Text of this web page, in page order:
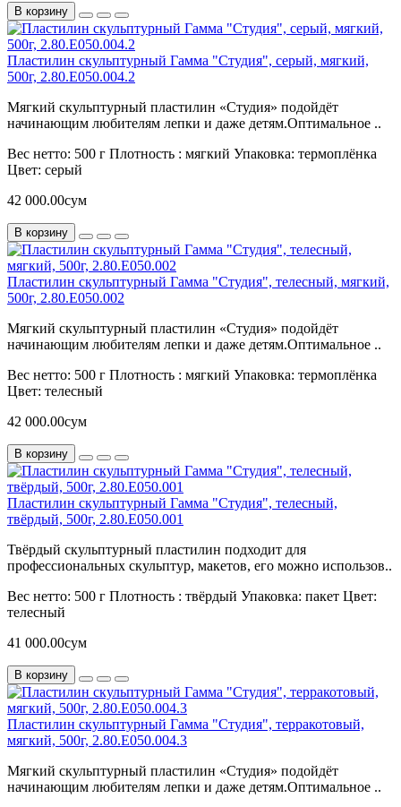
В корзину
Пластилин скульптурный Гамма "Студия", серый, мягкий,
500г, 2.80.Е050.004.2
Мягкий скульптурный пластилин «Студия» подойдёт
начинающим любителям лепки и даже детям.Оптимальное ..
Вес нетто: 500 г Плотность : мягкий Упаковка: термоплёнка
Цвет: серый
42 000.00сум
В корзину
Пластилин скульптурный Гамма "Студия", телесный, мягкий,
500г, 2.80.Е050.002
Мягкий скульптурный пластилин «Студия» подойдёт
начинающим любителям лепки и даже детям.Оптимальное ..
Вес нетто: 500 г Плотность : мягкий Упаковка: термоплёнка
Цвет: телесный
42 000.00сум
В корзину
Пластилин скульптурный Гамма "Студия", телесный,
твёрдый, 500г, 2.80.Е050.001
Твёрдый скульптурный пластилин подходит для
профессиональных скульптур, макетов, его можно использов..
Вес нетто: 500 г Плотность : твёрдый Упаковка: пакет Цвет:
телесный
41 000.00сум
В корзину
Пластилин скульптурный Гамма "Студия", терракотовый,
мягкий, 500г, 2.80.Е050.004.3
Мягкий скульптурный пластилин «Студия» подойдёт
начинающим любителям лепки и даже детям.Оптимальное ..